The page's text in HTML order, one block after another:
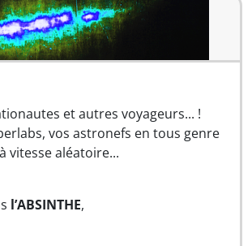
et autres voyageurs... !
vos astronefs en tous genre
vitesse aléatoire...
l’ABSINTHE,